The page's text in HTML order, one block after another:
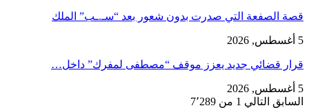
قصة الصفعة التي صدرت بدون شعور بعد “سـ.ـب” الملك
5 أغسطس, 2026
قرار قضائي جديد يعزز موقف “مصطفى لمفرك” داخل…
5 أغسطس, 2026
السابق التالي 1 من 7٬289